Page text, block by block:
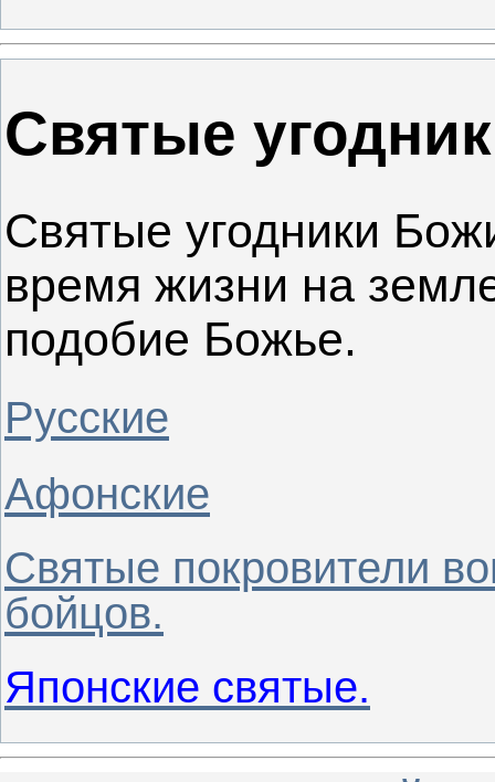
Святые
Святые угодники
время жизни на
подобие Божье.
Русские
Афонские
Святые покровители
бойцов.
Японские святые.